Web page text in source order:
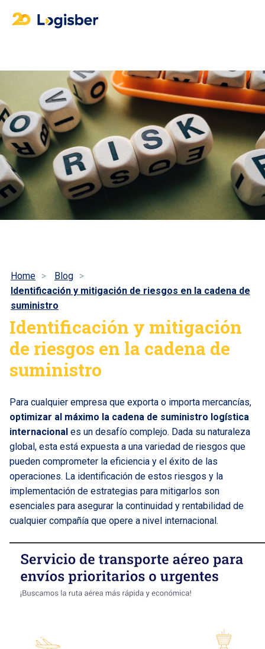
Home
Blog
Identificación y mitigación de riesgos en la cadena de
suministro
Identificación y mitigación
de riesgos en la cadena de
suministro
Para cualquier empresa que exporta o importa mercancías,
optimizar al máximo la cadena de suministro logística
internacional es un desafío complejo. Dada su naturaleza
global, esta está expuesta a una variedad de riesgos que
pueden comprometer la eficiencia y el éxito de las
operaciones. La identificación de estos riesgos y la
implementación de estrategias para mitigarlos son
esenciales para asegurar la continuidad y rentabilidad de
cualquier compañía que opere a nivel internacional.